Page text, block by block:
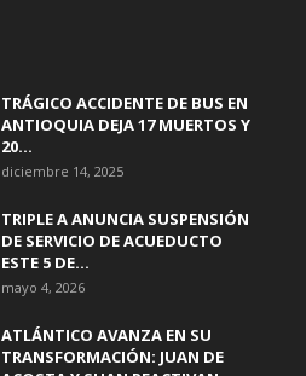
TRÁGICO ACCIDENTE DE BUS EN
ANTIOQUIA DEJA 17 MUERTOS Y
20...
diciembre 14, 2025
TRIPLE A ANUNCIA SUSPENSIÓN
DE SERVICIO DE ACUEDUCTO
ESTE 5 DE...
mayo 4, 2026
ATLÁNTICO AVANZA EN SU
TRANSFORMACIÓN: JUAN DE